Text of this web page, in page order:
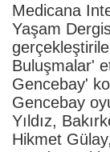
Medicana
Yaşam
Buluşmalar'
Gencebay'
Gencebay
Yıldız,
Hikmet